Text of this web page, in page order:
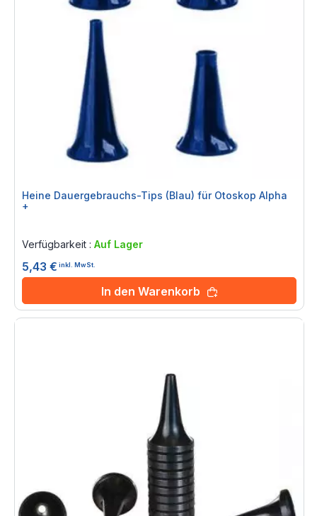
Heine Dauergebrauchs-Tips (Blau) für Otoskop Alpha
+
Verfügbarkeit : Auf Lager
5,43 € inkl. MwSt.
In den Warenkorb